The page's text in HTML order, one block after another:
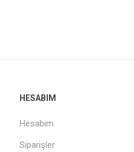
HESABIM
Hesabım
Siparişler